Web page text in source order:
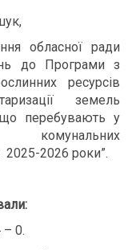
обласної ради
до Програми з
ресурсів
земель
що перебувають у
комунальних
2025-2026 роки”.
– 0.